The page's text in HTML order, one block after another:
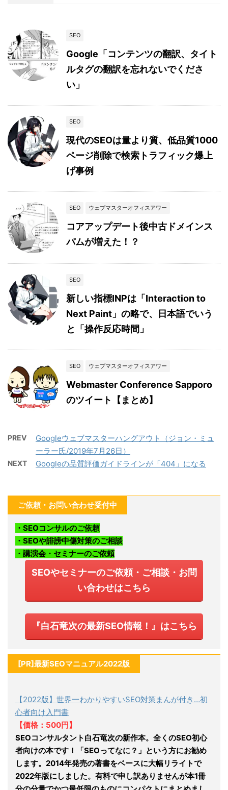
SEO
Google「コンテンツの翻訳、タイト
ルタグの翻訳を忘れないでくださ
い」
SEO
現代のSEOは量より質、低品質1000
ページ削除で検索トラフィック爆上
げ事例
SEO ウェブマスターオフィスアワー
コアアップデート後中古ドメインス
パムが増えた！？
SEO
新しい指標INPは「Interaction to
Next Paint」の略で、日本語でいう
と「操作反応時間」
SEO ウェブマスターオフィスアワー
Webmaster Conference Sapporo
のツイート【まとめ】
PREV
Googleウェブマスターハングアウト（ジョン・ミュ
ーラー氏/2019年7月26日）
NEXT Googleの品質評価ガイドラインが「404」になる
ご依頼・お問い合わせ受付中
・SEOコンサルのご依頼
・SEOや誹謗中傷対策のご相談
・講演会・セミナーのご依頼
SEOやセミナーのご依頼・ご相談・お問
い合わせはこちら
『白石竜次の最新SEO情報！』はこちら
[PR]最新SEOマニュアル2022版
【2022版】世界一わかりやすいSEO対策まんが付き…初
心者向け入門書
【価格：500円】
SEOコンサルタント白石竜次の新作本。全くのSEO初心
者向けの本です！「SEOってなに？」という方にお勧め
します。2014年発売の著書をベースに大幅リライトで
2022年版にしました。有料で申し訳ありませんが本1冊